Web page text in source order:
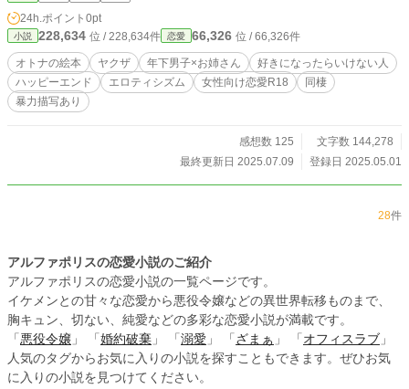
越える2人… 甘いか…切ないか… 最後まで読んでくださればわかります♡ この
お話はフィクションです！
24h.ポイント 0pt
小説 228,634 位 / 228,634件 恋愛 66,326 位 / 66,326件
オトナの絵本 ヤクザ 年下男子×お姉さん
好きになったらいけない人
ハッピーエンド
エロティシズム 女性向け恋愛R18
同棲
暴力描写あり
感想数 125
文字数 144,278
最終更新日 2025.07.09
登録日 2025.05.01
28件
アルファポリスの恋愛小説のご紹介
アルファポリスの恋愛小説の一覧ページです。
イケメンとの甘々な恋愛から悪役令嬢などの異世界転移ものまで、
胸キュン、切ない、純愛などの多彩な恋愛小説が満載です。
「 悪役令嬢 」 「 婚約破棄 」 「 溺愛 」 「 ざまぁ 」 「 オフィスラブ 」
人気のタグからお気に入りの小説を探すこともできます。ぜひお気
に入りの小説を見つけてください。